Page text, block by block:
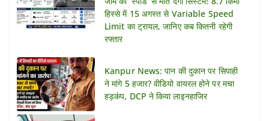
हिस्से में 15 अगस्त से Variable Speed
Limit का ट्रायल, जानिए कब कितनी रहेगी
रफ्तार
Kanpur News: पान की दुकान पर सिपाही
ने मांगे 5 हजार? वीडियो वायरल होने पर मचा
हड़कंप, DCP ने किया लाइनहाजिर